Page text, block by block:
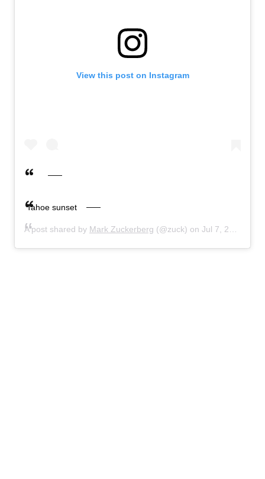
View this post on Instagram
Tahoe sunset
A post shared by Mark Zuckerberg (@zuck) on Jul 7, 2019 at 7:39pm PDT